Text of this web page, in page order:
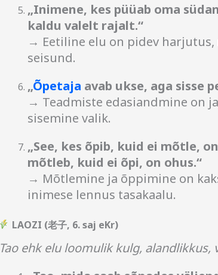
„Inimene, kes püüab oma
kaldu valelt rajalt.“
→ Eetiline elu on pidev
seisund.
„Õpetaja avab ukse, aga sisse
→ Teadmiste edasiandmine on
sisemine valik.
„See, kes õpib, kuid ei mõtle,
mõtleb, kuid ei õpi, on ohus.“
→ Mõtlemine ja õppimine on
inimese lennus tasakaalu.
LAOZI (老子, 6. saj eKr)
Tao ehk elu loomulik kulg, alandlikkus,